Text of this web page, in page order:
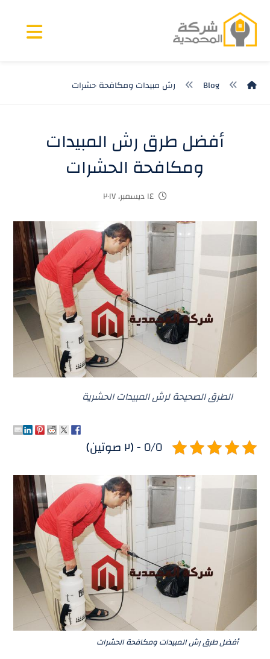
Blog رش مبيدات ومكافحة حشرات
أفضل طرق رش المبيدات
ومكافحة الحشرات
١٤ ديسمبر، ٢٠١٧
الطرق الصحيحة لرش المبيدات الحشرية
٥/٥ - (٢ صوتين)
أفضل طرق رش المبيدات ومكافحة الحشرات